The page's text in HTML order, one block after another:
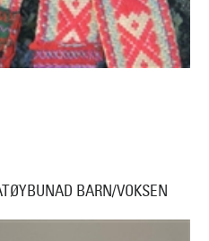
BARN/VOKSEN